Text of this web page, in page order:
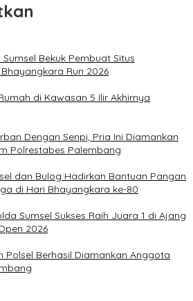
Bekuk Pembuat Situs
Run 2026
di Kawasan 5 Ilir Akhirnya
Dengan Senpi, Pria Ini Diamankan
Polrestabes Palembang
dan Bulog Hadirkan Bantuan Pangan
di Hari Bhayangkara ke-80
Sumsel Sukses Raih Juara 1 di Ajang
2026
Polsel Berhasil Diamankan Anggota